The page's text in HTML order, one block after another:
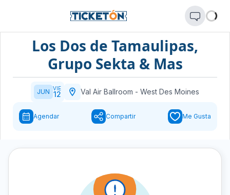
Los Dos de Tamaulipas,
Grupo Sekta & Mas
JUN VIE
12 Val Air Ballroom - West Des Moines
Agendar Compartir Me Gusta